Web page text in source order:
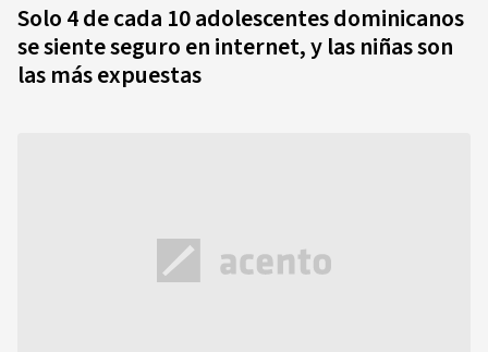
Solo 4 de cada 10 adolescentes dominicanos
se siente seguro en internet, y las niñas son
las más expuestas